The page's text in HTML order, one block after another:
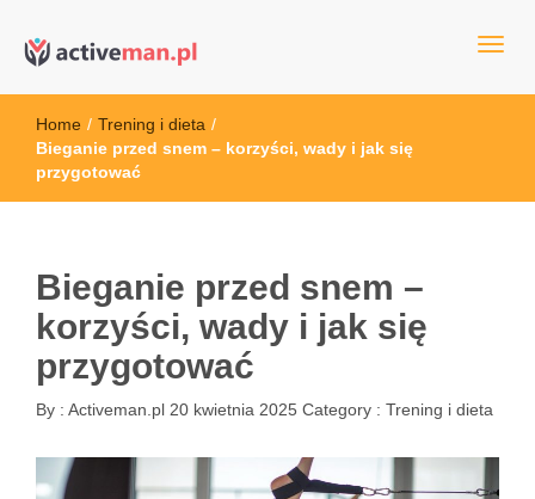
active man – sprzęt sportowy
sportowym
Home / Trening i dieta /
Bieganie przed snem – korzyści, wady i jak się
przygotować
Bieganie przed snem –
korzyści, wady i jak się
przygotować
By : Activeman.pl 20 kwietnia 2025 Category : Trening i dieta